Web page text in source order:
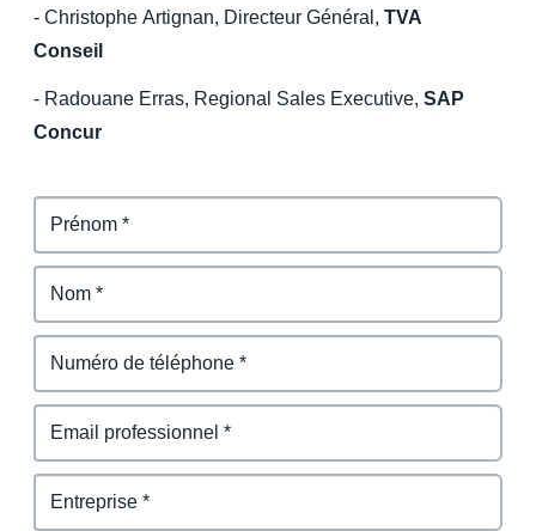
- Christophe Artignan, Directeur Général, TVA
Conseil
- Radouane Erras, Regional Sales Executive, SAP
Concur